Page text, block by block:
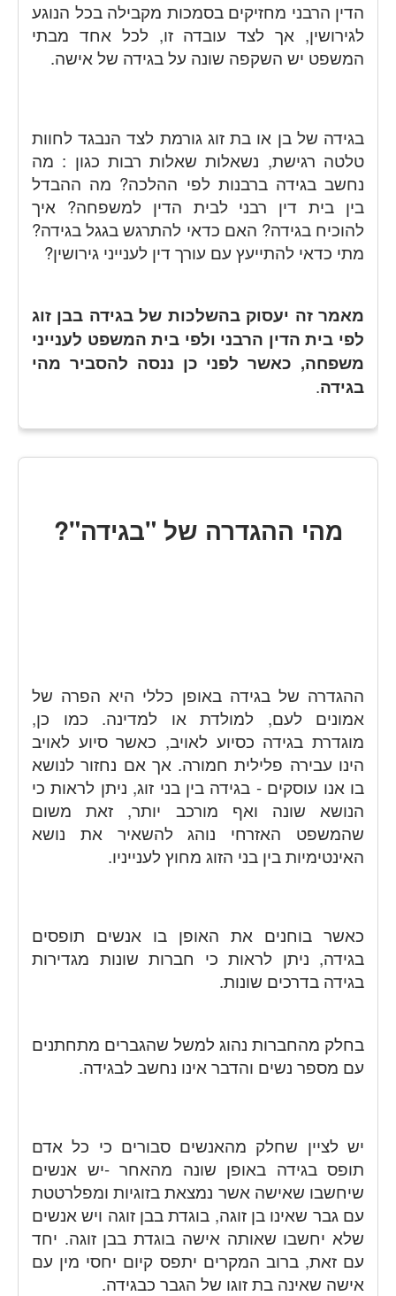
הדין הרבני מחזיקים בסמכות מקבילה בכל הנוגע
לגירושין, אך לצד עובדה זו, לכל אחד מבתי
המשפט יש השקפה שונה על בגידה של אישה.
בגידה של בן או בת זוג גורמת לצד הנבגד לחוות
טלטה רגישת, נשאלות שאלות רבות כגון : מה
נחשב בגידה ברבנות לפי ההלכה? מה ההבדל
בין בית דין רבני לבית הדין למשפחה? איך
להוכיח בגידה? האם כדאי להתרגש בגגל בגידה?
מתי כדאי להתייעץ עם עורך דין לענייני גירושין?
מאמר זה יעסוק בהשלכות של בגידה בבן זוג
לפי בית הדין הרבני ולפי בית המשפט לענייני
משפחה, כאשר לפני כן ננסה להסביר מהי
בגידה.
מהי ההגדרה של "בגידה"?
ההגדרה של בגידה באופן כללי היא הפרה של
אמונים לעם, למולדת או למדינה. כמו כן,
מוגדרת בגידה כסיוע לאויב, כאשר סיוע לאויב
הינו עבירה פלילית חמורה. אך אם נחזור לנושא
בו אנו עוסקים - בגידה בין בני זוג, ניתן לראות כי
הנושא שונה ואף מורכב יותר, זאת משום
שהמשפט האזרחי נוהג להשאיר את נושא
האינטימיות בין בני הזוג מחוץ לענייניו.
כאשר בוחנים את האופן בו אנשים תופסים
בגידה, ניתן לראות כי חברות שונות מגדירות
בגידה בדרכים שונות.
בחלק מהחברות נהוג למשל שהגברים מתחתנים
עם מספר נשים והדבר אינו נחשב לבגידה.
יש לציין שחלק מהאנשים סבורים כי כל אדם
תופס בגידה באופן שונה מהאחר -יש אנשים
שיחשבו שאישה אשר נמצאת בזוגיות ומפלרטטת
עם גבר שאינו בן זוגה, בוגדת בבן זוגה ויש אנשים
שלא יחשבו שאותה אישה בוגדת בבן זוגה. יחד
עם זאת, ברוב המקרים יתפס קיום יחסי מין עם
אישה שאינה בת זוגו של הגבר כבגידה.